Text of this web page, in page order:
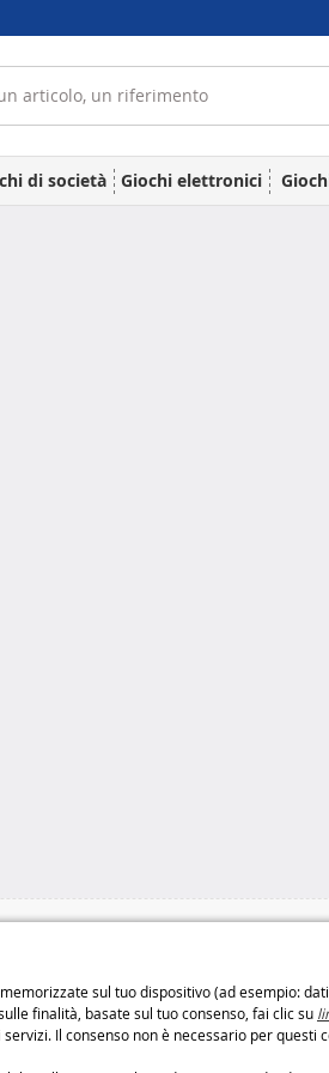
sul tuo dispositivo (ad esempio:
finalità, basate sul tuo consenso, fai clic su
Il consenso non è necessario per questi
di società Giochi elettronici
a 4 giorni
a 3 giorni
Metodi di